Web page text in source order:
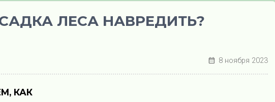
ЛЕСА НАВРЕДИТЬ?
8 ноября 2023
КАК